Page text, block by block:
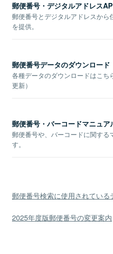
郵便番号・デジタルアドレス
郵便番号とデジタルアドレスから
を提供。
郵便番号データのダウンロード
各種データのダウンロードはこち
更新）
郵便番号・バーコードマニュア
郵便番号や、バーコードに関する
す。
郵便番号検索に使用されている
2025年度版郵便番号の変更案内